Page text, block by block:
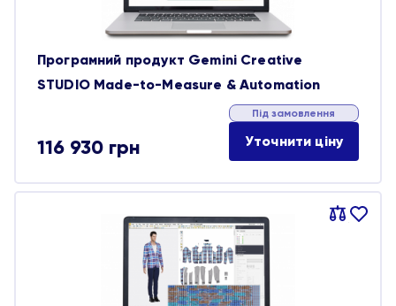
Програмний продукт Gemini Creative
STUDIO Made-to-Measure & Automation
116 930 грн
Під замовлення
Уточнити ціну
Порівняти
В